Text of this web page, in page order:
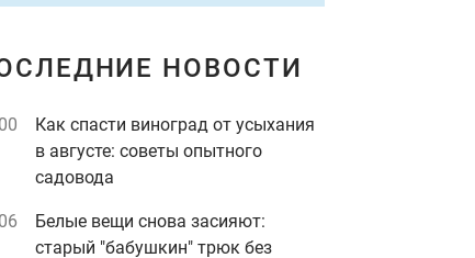
НОВОСТИ
Как спасти виноград от усыхания
в августе: советы опытного
садовода
Белые вещи снова засияют:
старый "бабушкин" трюк без